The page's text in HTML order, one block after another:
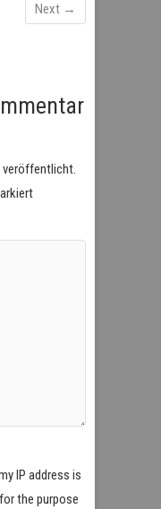
Next →
veröffentlicht.
IP address is
the purpose